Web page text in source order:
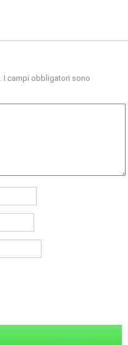
I campi obbligatori sono